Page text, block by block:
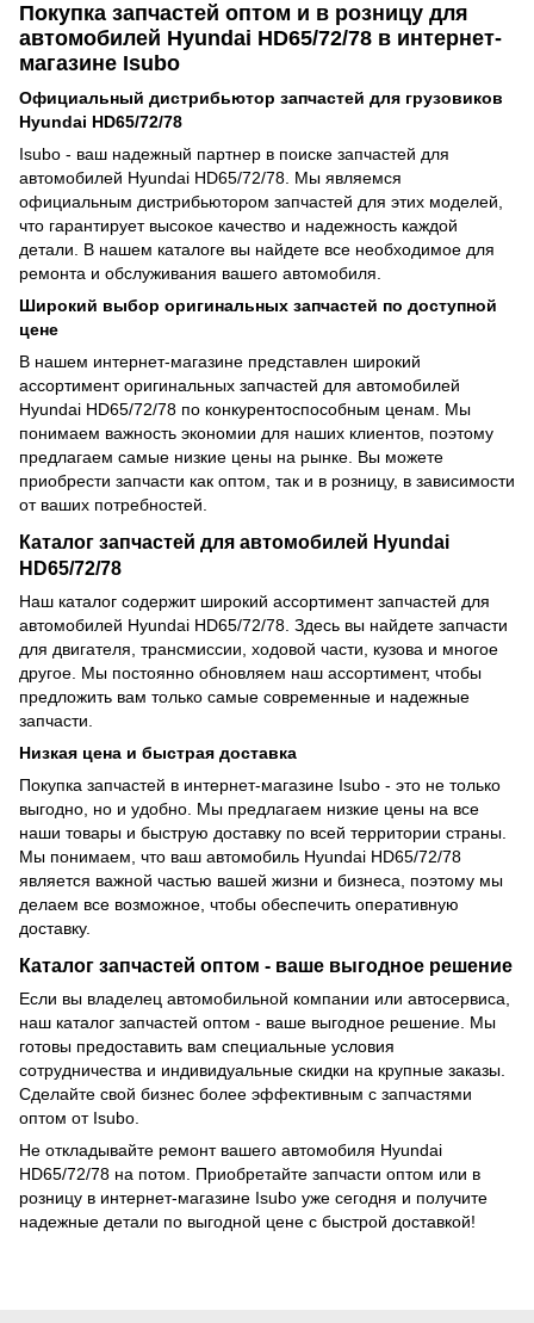
Покупка запчастей оптом и в розницу для
автомобилей Hyundai HD65/72/78 в интернет-
магазине Isubo
Официальный дистрибьютор запчастей для грузовиков
Hyundai HD65/72/78
Isubo - ваш надежный партнер в поиске запчастей для
автомобилей Hyundai HD65/72/78. Мы являемся
официальным дистрибьютором запчастей для этих моделей,
что гарантирует высокое качество и надежность каждой
детали. В нашем каталоге вы найдете все необходимое для
ремонта и обслуживания вашего автомобиля.
Широкий выбор оригинальных запчастей по доступной
цене
В нашем интернет-магазине представлен широкий
ассортимент оригинальных запчастей для автомобилей
Hyundai HD65/72/78 по конкурентоспособным ценам. Мы
понимаем важность экономии для наших клиентов, поэтому
предлагаем самые низкие цены на рынке. Вы можете
приобрести запчасти как оптом, так и в розницу, в зависимости
от ваших потребностей.
Каталог запчастей для автомобилей Hyundai
HD65/72/78
Наш каталог содержит широкий ассортимент запчастей для
автомобилей Hyundai HD65/72/78. Здесь вы найдете запчасти
для двигателя, трансмиссии, ходовой части, кузова и многое
другое. Мы постоянно обновляем наш ассортимент, чтобы
предложить вам только самые современные и надежные
запчасти.
Низкая цена и быстрая доставка
Покупка запчастей в интернет-магазине Isubo - это не только
выгодно, но и удобно. Мы предлагаем низкие цены на все
наши товары и быструю доставку по всей территории страны.
Мы понимаем, что ваш автомобиль Hyundai HD65/72/78
является важной частью вашей жизни и бизнеса, поэтому мы
делаем все возможное, чтобы обеспечить оперативную
доставку.
Каталог запчастей оптом - ваше выгодное решение
Если вы владелец автомобильной компании или автосервиса,
наш каталог запчастей оптом - ваше выгодное решение. Мы
готовы предоставить вам специальные условия
сотрудничества и индивидуальные скидки на крупные заказы.
Сделайте свой бизнес более эффективным с запчастями
оптом от Isubo.
Не откладывайте ремонт вашего автомобиля Hyundai
HD65/72/78 на потом. Приобретайте запчасти оптом или в
розницу в интернет-магазине Isubo уже сегодня и получите
надежные детали по выгодной цене с быстрой доставкой!